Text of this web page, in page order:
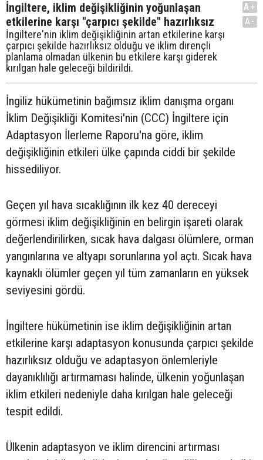
İngiltere, iklim değişikliğinin yoğunlaşan
etkilerine karşı "çarpıcı şekilde" hazırlıksız
İngiltere'nin iklim değişikliğinin artan etkilerine karşı
çarpıcı şekilde hazırlıksız olduğu ve iklim dirençli
planlama olmadan ülkenin bu etkilere karşı giderek
kırılgan hale geleceği bildirildi.
A+
A-
İngiliz hükümetinin bağımsız iklim danışma organı
İklim Değişikliği Komitesi'nin (CCC) İngiltere için
Adaptasyon İlerleme Raporu'na göre, iklim
değişikliğinin etkileri ülke çapında ciddi bir şekilde
hissediliyor.
Geçen yıl hava sıcaklığının ilk kez 40 dereceyi
görmesi iklim değişikliğinin en belirgin işareti olarak
değerlendirilirken, sıcak hava dalgası ölümlere, orman
yangınlarına ve altyapı sorunlarına yol açtı. Sıcak hava
kaynaklı ölümler geçen yıl tüm zamanların en yüksek
seviyesini gördü.
İngiltere hükümetinin ise iklim değişikliğinin artan
etkilerine karşı adaptasyon konusunda çarpıcı şekilde
hazırlıksız olduğu ve adaptasyon önlemleriyle
dayanıklılığı artırmaması halinde, ülkenin yoğunlaşan
iklim etkileri nedeniyle daha kırılgan hale geleceği
tespit edildi.
Ülkenin adaptasyon ve iklim direncini artırması